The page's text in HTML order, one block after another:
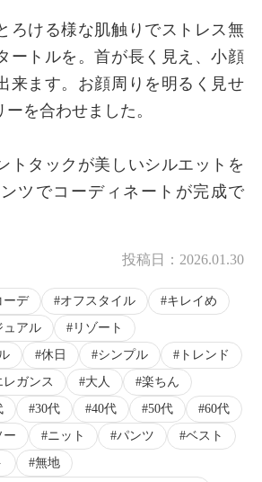
ろける様な肌触りでストレス無
ートルを。首が長く見え、小顔
来ます。お顔周りを明るく見せ
を合わせました。
トタックが美しいシルエットを
ツでコーディネートが完成で
投稿日： 2026.01.30
ーデ オフスタイル
キレイめ
ュアル
リゾート
休日 シンプル
トレンド
レガンス 大人
楽ちん
30代 40代 50代
60代
ー ニット パンツ
ベスト
無地